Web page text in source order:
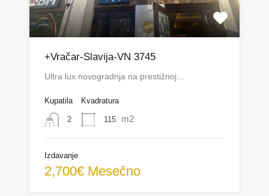
+Vračar-Slavija-VN 3745
Ultra lux novogradnja na prestižnoj…
Kupatila
2
Kvadratura
115 m2
Izdavanje
2,700€ Mesečno